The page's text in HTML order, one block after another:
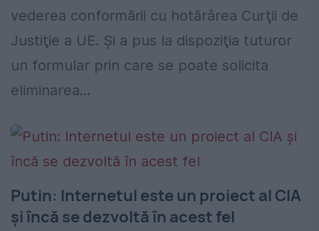
vederea conformării cu hotărârea Curţii de
Justiţie a UE. Şi a pus la dispoziţia tuturor
un formular prin care se poate solicita
eliminarea...
Putin: Internetul este un proiect al CIA
şi încă se dezvoltă în acest fel